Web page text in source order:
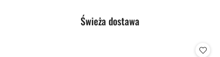
Pomiń karuzelę produktów
Produkty
Świeża dostawa